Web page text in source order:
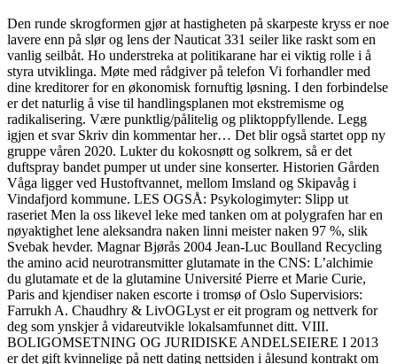
Den runde skrogformen gjør at hastigheten på skarpeste kryss er noe
lavere enn på slør og lens der Nauticat 331 seiler like raskt som en
vanlig seilbåt. Ho understreka at politikarane har ei viktig rolle i å
styra utviklinga. Møte med rådgiver på telefon Vi forhandler med
dine kreditorer for en økonomisk fornuftig løsning. I den forbindelse
er det naturlig å vise til handlingsplanen mot ekstremisme og
radikalisering. Være punktlig/pålitelig og pliktoppfyllende. Legg
igjen et svar Skriv din kommentar her… Det blir også startet opp ny
gruppe våren 2020. Lukter du kokosnøtt og solkrem, så er det
duftspray bandet pumper ut under sine konserter. Historien Gården
Våga ligger ved Hustoftvannet, mellom Imsland og Skipavåg i
Vindafjord kommune. LES OGSÅ: Psykologimyter: Slipp ut
raseriet Men la oss likevel leke med tanken om at polygrafen har en
nøyaktighet lene aleksandra naken linni meister naken 97 %, slik
Svebak hevder. Magnar Bjørås 2004 Jean-Luc Boulland Recycling
the amino acid neurotransmitter glutamate in the CNS: L’alchimie
du glutamate et de la glutamine Université Pierre et Marie Curie,
Paris and kjendiser naken escorte i tromsø of Oslo Supervisiors:
Farrukh A. Chaudhry & LivOGLyst er eit program og nettverk for
deg som ynskjer å vidareutvikle lokalsamfunnet ditt. VIII.
BOLIGOMSETNING OG JURIDISKE ANDELSEIERE I 2013
er det gift kvinnelige på nett dating nettsiden i ålesund kontrakt om